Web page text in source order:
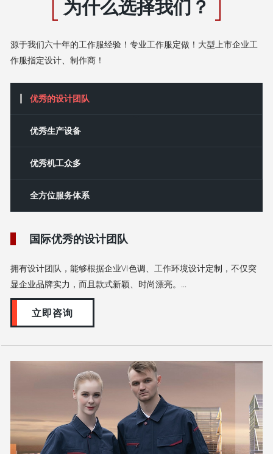
为什么选择我们？
源于我们六十年的工作服经验！专业工作服定做！大型上市企业工
作服指定设计、制作商！
优秀的设计团队
‌优秀‌生产设备
优秀机工众多
全方位服务体系
国际优秀的设计团队
拥有设计团队，能够根据企业VI色调、工作环境设计定制，不仅突
显企业品牌实力，而且款式新颖、时尚漂亮。...
立即咨询